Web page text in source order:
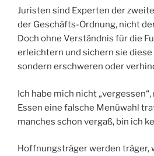
Juristen sind Experten der
der Geschäfts-Ordnung, nicht
Doch ohne Verständnis für die
erleichtern und sichern sie
sondern erschweren oder
Ich habe mich nicht
Essen eine falsche Menüwahl
manches schon vergaß, bin ich
Hoffnungsträger werden träger,